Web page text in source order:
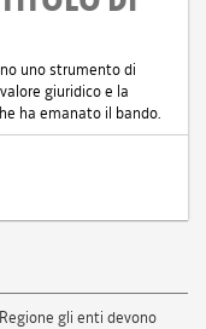
uno strumento di
giuridico e la
ha emanato il bando.
gli enti devono